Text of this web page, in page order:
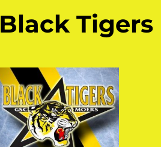
Black Tigers